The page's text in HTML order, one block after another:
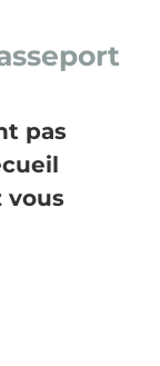
pas
vous